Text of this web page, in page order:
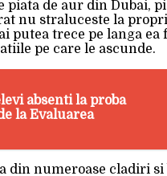
piata de aur din Dubai,
nu straluceste la
putea trece pe langa ea
pe care le ascunde.
absenti la proba
la Evaluarea
din numeroase cladiri